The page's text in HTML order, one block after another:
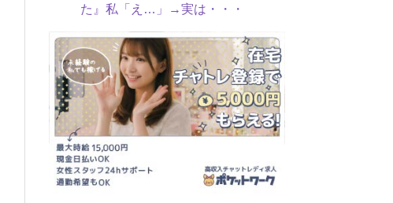
た』私「え…」→実は・・・